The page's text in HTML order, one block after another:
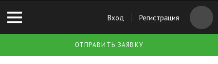
Вход Регистрация
ОТПРАВИТЬ ЗАЯВКУ